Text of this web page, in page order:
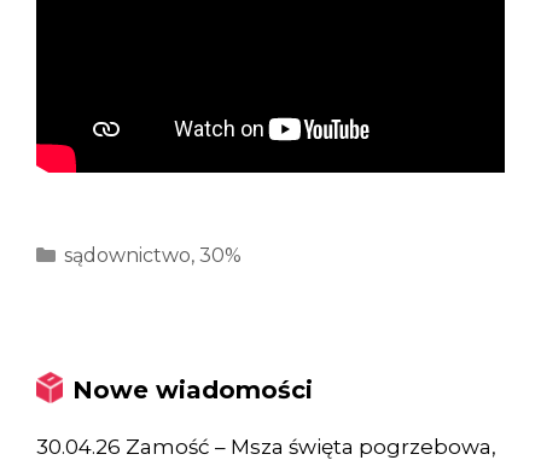
Kategorie
sądownictwo, 30%
Nowe wiadomości
30.04.26 Zamość – Msza święta pogrzebowa,